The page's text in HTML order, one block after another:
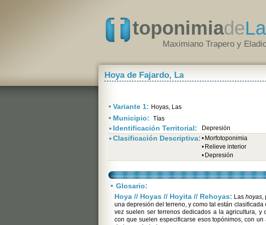
toponimiade
Maximiano Trapero y
Hoya de Fajardo, La
• Variante 1: Hoyas, Las
• Municipio: Tías
• Identificación Territorial: Depresión
•Clasificación Descriptiva: • Morfotoponimia
• Relieve interior
• Depresión
• Glosario:
Hoya // Hoyas // Hoyita // Rehoyas: Las hoyas,
una depresión del terreno, y como tal están clasificada
vez suelen ser terrenos dedicados a la agricultura, y
con que suelen especificarse esos topónimos, con